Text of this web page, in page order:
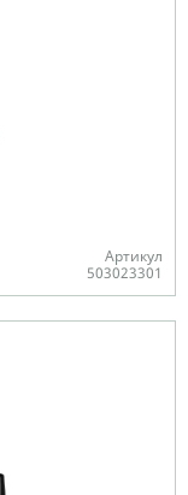
Артикул
503023301